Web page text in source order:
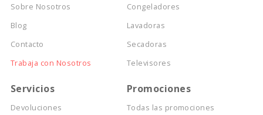
Sobre Nosotros
Blog
Contacto
Trabaja con Nosotros
Congeladores
Lavadoras
Secadoras
Televisores
Servicios
Devoluciones
Promociones
Todas las promociones